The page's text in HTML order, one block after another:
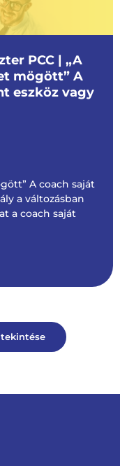
PCC | „A
mögött” A
eszköz vagy
A coach saját
a változásban
a coach saját